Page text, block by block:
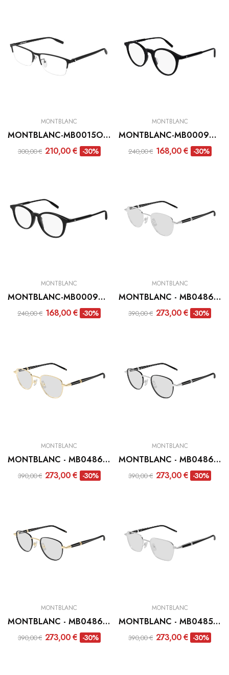
MONTBLANC
MONTBLANC-MB0015O-001
300,00 € 210,00 € -30%
MONTBLANC
MONTBLANC-MB0009O-005
240,00 € 168,00 € -30%
MONTBLANC
MONTBLANC-MB0009O-001
240,00 € 168,00 € -30%
MONTBLANC
MONTBLANC - MB0486O-004
390,00 € 273,00 € -30%
MONTBLANC
MONTBLANC - MB0486O-003
390,00 € 273,00 € -30%
MONTBLANC
MONTBLANC - MB0486O-002
390,00 € 273,00 € -30%
MONTBLANC
MONTBLANC - MB0486O-001
390,00 € 273,00 € -30%
MONTBLANC
MONTBLANC - MB0485O-004
390,00 € 273,00 € -30%